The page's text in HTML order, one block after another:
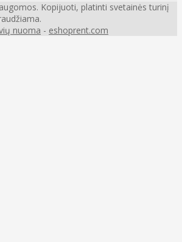
Kopijuoti, platinti svetainės turinį
nuoma - eshoprent.com